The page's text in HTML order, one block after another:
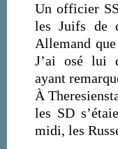
Un officier
les Juifs de
Allemand
J’ai osé lui
ayant
À
les SD
midi, les